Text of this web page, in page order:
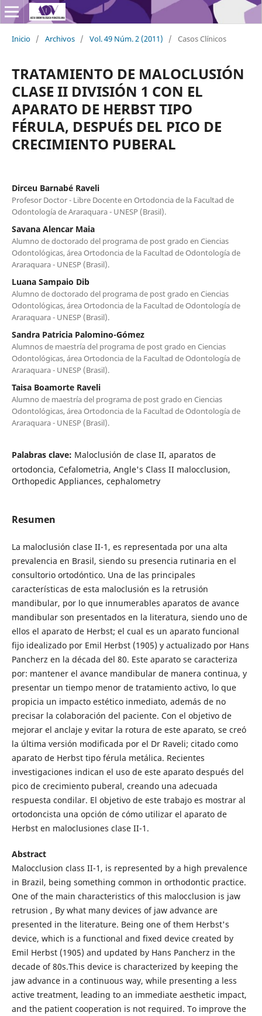
Inicio / Archivos / Vol. 49 Núm. 2 (2011) / Casos Clínicos
TRATAMIENTO DE MALOCLUSIÓN
CLASE II DIVISIÓN 1 CON EL
APARATO DE HERBST TIPO
FÉRULA, DESPUÉS DEL PICO DE
CRECIMIENTO PUBERAL
Dirceu Barnabé Raveli
Profesor Doctor - Libre Docente en Ortodoncia de la Facultad de
Odontología de Araraquara - UNESP (Brasil).
Savana Alencar Maia
Alumno de doctorado del programa de post grado en Ciencias
Odontológicas, área Ortodoncia de la Facultad de Odontología de
Araraquara - UNESP (Brasil).
Luana Sampaio Dib
Alumno de doctorado del programa de post grado en Ciencias
Odontológicas, área Ortodoncia de la Facultad de Odontología de
Araraquara - UNESP (Brasil).
Sandra Patricia Palomino-Gómez
Alumnos de maestría del programa de post grado en Ciencias
Odontológicas, área Ortodoncia de la Facultad de Odontología de
Araraquara - UNESP (Brasil).
Taisa Boamorte Raveli
Alumno de maestría del programa de post grado en Ciencias
Odontológicas, área Ortodoncia de la Facultad de Odontología de
Araraquara - UNESP (Brasil).
Palabras clave: Maloclusión de clase II, aparatos de
ortodoncia, Cefalometria, Angle's Class II malocclusion,
Orthopedic Appliances, cephalometry
Resumen
La maloclusión clase II-1, es representada por una alta
prevalencia en Brasil, siendo su presencia rutinaria en el
consultorio ortodóntico. Una de las principales
características de esta maloclusión es la retrusión
mandibular, por lo que innumerables aparatos de avance
mandibular son presentados en la literatura, siendo uno de
ellos el aparato de Herbst; el cual es un aparato funcional
fijo idealizado por Emil Herbst (1905) y actualizado por Hans
Pancherz en la década del 80. Este aparato se caracteriza
por: mantener el avance mandibular de manera continua, y
presentar un tiempo menor de tratamiento activo, lo que
propicia un impacto estético inmediato, además de no
precisar la colaboración del paciente. Con el objetivo de
mejorar el anclaje y evitar la rotura de este aparato, se creó
la última versión modificada por el Dr Raveli; citado como
aparato de Herbst tipo férula metálica. Recientes
investigaciones indican el uso de este aparato después del
pico de crecimiento puberal, creando una adecuada
respuesta condilar. El objetivo de este trabajo es mostrar al
ortodoncista una opción de cómo utilizar el aparato de
Herbst en maloclusiones clase II-1.
Abstract
Malocclusion class II-1, is represented by a high prevalence
in Brazil, being something common in orthodontic practice.
One of the main characteristics of this malocclusion is jaw
retrusion , By what many devices of jaw advance are
presented in the literature. Being one of them Herbst's
device, which is a functional and fixed device created by
Emil Herbst (1905) and updated by Hans Pancherz in the
decade of 80s.This device is characterized by keeping the
jaw advance in a continuous way, while presenting a less
active treatment, leading to an immediate aesthetic impact,
and the patient cooperation is not required. To improve the